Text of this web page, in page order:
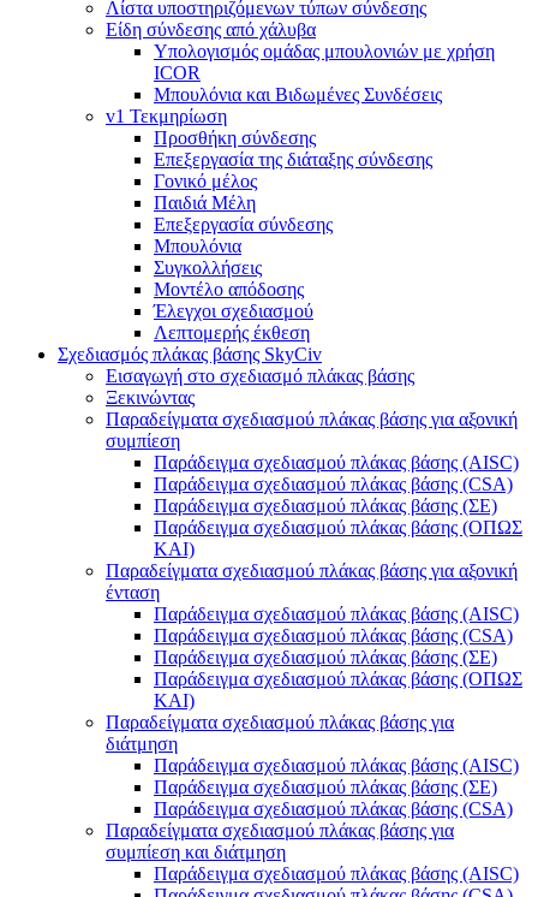
Λίστα υποστηριζόμενων τύπων σύνδεσης
Είδη σύνδεσης από χάλυβα
Υπολογισμός ομάδας μπουλονιών με χρήση
ICOR
Μπουλόνια και Βιδωμένες Συνδέσεις
v1 Τεκμηρίωση
Προσθήκη σύνδεσης
Επεξεργασία της διάταξης σύνδεσης
Γονικό μέλος
Παιδιά Μέλη
Επεξεργασία σύνδεσης
Μπουλόνια
Συγκολλήσεις
Μοντέλο απόδοσης
Έλεγχοι σχεδιασμού
Λεπτομερής έκθεση
Σχεδιασμός πλάκας βάσης SkyCiv
Εισαγωγή στο σχεδιασμό πλάκας βάσης
Ξεκινώντας
Παραδείγματα σχεδιασμού πλάκας βάσης για αξονική
συμπίεση
Παράδειγμα σχεδιασμού πλάκας βάσης (AISC)
Παράδειγμα σχεδιασμού πλάκας βάσης (CSA)
Παράδειγμα σχεδιασμού πλάκας βάσης (ΣΕ)
Παράδειγμα σχεδιασμού πλάκας βάσης (ΟΠΩΣ
ΚΑΙ)
Παραδείγματα σχεδιασμού πλάκας βάσης για αξονική
ένταση
Παράδειγμα σχεδιασμού πλάκας βάσης (AISC)
Παράδειγμα σχεδιασμού πλάκας βάσης (CSA)
Παράδειγμα σχεδιασμού πλάκας βάσης (ΣΕ)
Παράδειγμα σχεδιασμού πλάκας βάσης (ΟΠΩΣ
ΚΑΙ)
Παραδείγματα σχεδιασμού πλάκας βάσης για
διάτμηση
Παράδειγμα σχεδιασμού πλάκας βάσης (AISC)
Παράδειγμα σχεδιασμού πλάκας βάσης (ΣΕ)
Παράδειγμα σχεδιασμού πλάκας βάσης (CSA)
Παραδείγματα σχεδιασμού πλάκας βάσης για
συμπίεση και διάτμηση
Παράδειγμα σχεδιασμού πλάκας βάσης (AISC)